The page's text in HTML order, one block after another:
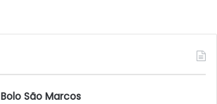
Bolo São Marcos